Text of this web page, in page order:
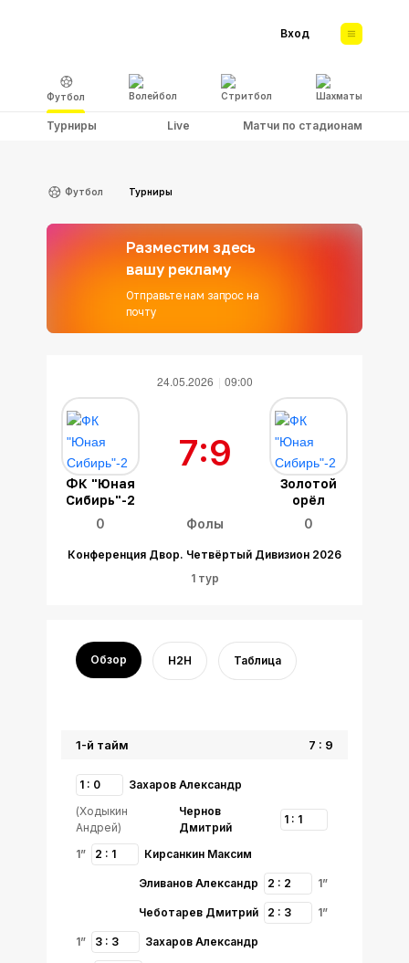
Футбол Волейбол Стритбол Шахматы
Вход
Турниры Live Матчи по стадионам
Футбол Турниры
Разместим здесь
вашу рекламу
Отправьте нам запрос на
почту
24.05.2026 09:00
ФК "Юная
Сибирь"-2
Золотой
орёл
7:9
Конференция Двор. Четвёртый Дивизион 2026
1 тур
Фолы
0 0
Обзор H2H Таблица
1 : 0 Захаров Александр
1 : 1
Чернов
Дмитрий
(Ходыкин
Андрей)
1”
2 : 1 Кирсанкин Максим
1”
2 : 2
Эливанов Александр
1”
2 : 3
Чеботарев Дмитрий
1” 3 : 3 Захаров Александр
1-й тайм 7 : 9